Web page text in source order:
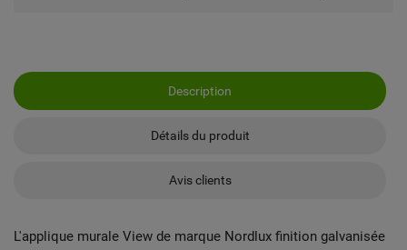
Description
Détails du produit
Avis clients
L'applique murale View de marque Nordlux finition galvanisée